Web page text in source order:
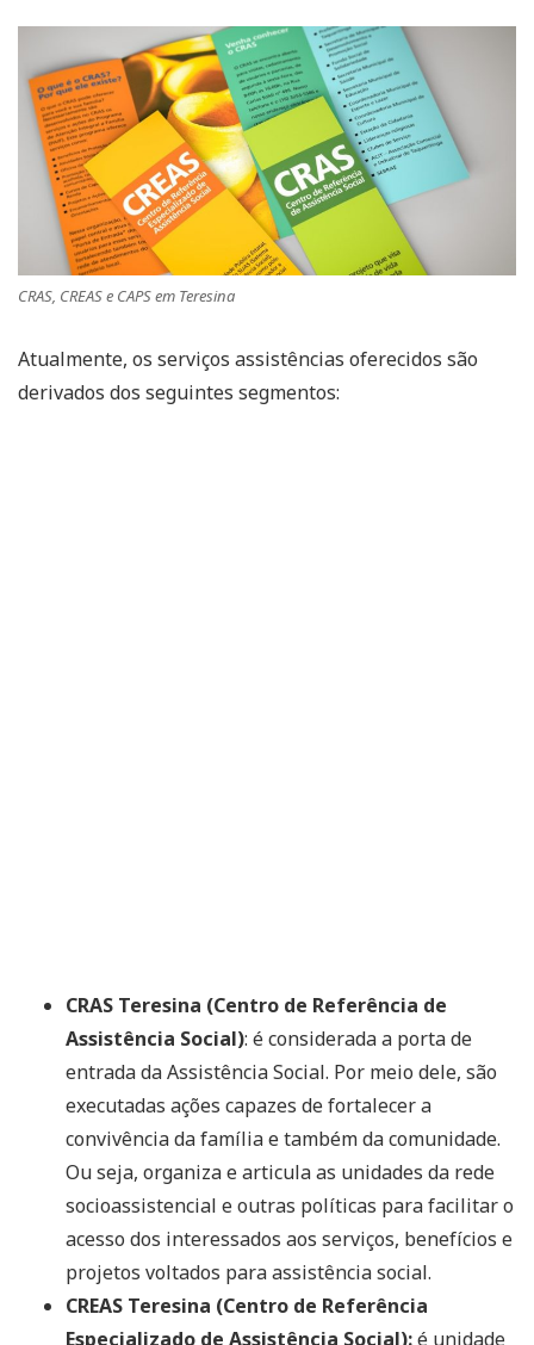
CRAS, CREAS e CAPS em Teresina
Atualmente, os serviços assistências oferecidos são
derivados dos seguintes segmentos:
CRAS Teresina (Centro de Referência de
Assistência Social): é considerada a porta de
entrada da Assistência Social. Por meio dele, são
executadas ações capazes de fortalecer a
convivência da família e também da comunidade.
Ou seja, organiza e articula as unidades da rede
socioassistencial e outras políticas para facilitar o
acesso dos interessados aos serviços, benefícios e
projetos voltados para assistência social.
CREAS Teresina (Centro de Referência
Especializado de Assistência Social):é unidade